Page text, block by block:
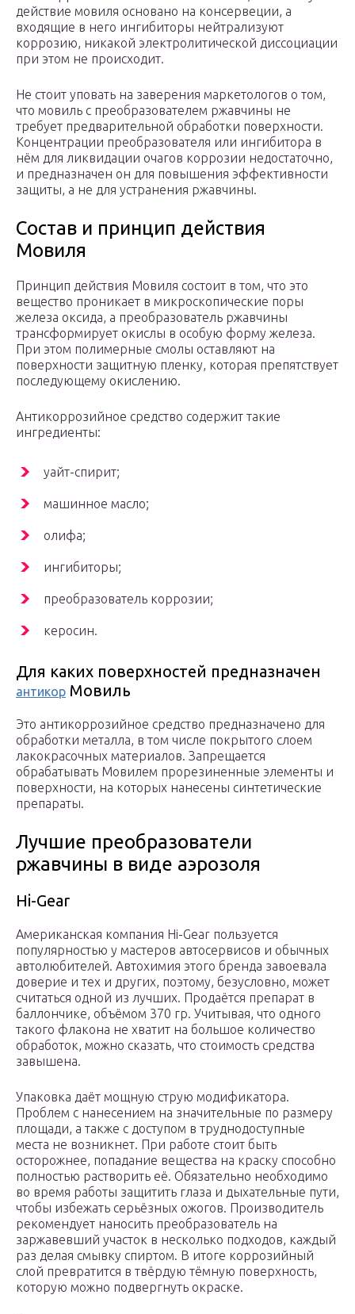
действие мовиля основано на консервеции, а
входящие в него ингибиторы нейтрализуют
коррозию, никакой электролитической диссоциации
при этом не происходит.
Не стоит уповать на заверения маркетологов о том,
что мовиль с преобразователем ржавчины не
требует предварительной обработки поверхности.
Концентрации преобразователя или ингибитора в
нём для ликвидации очагов коррозии недостаточно,
и предназначен он для повышения эффективности
защиты, а не для устранения ржавчины.
Состав и принцип действия
Мовиля
Принцип действия Мовиля состоит в том, что это
вещество проникает в микроскопические поры
железа оксида, а преобразователь ржавчины
трансформирует окислы в особую форму железа.
При этом полимерные смолы оставляют на
поверхности защитную пленку, которая препятствует
последующему окислению.
Антикоррозийное средство содержит такие
ингредиенты:
уайт-спирит;
машинное масло;
олифа;
ингибиторы;
преобразователь коррозии;
керосин.
Для каких поверхностей предназначен
антикор Мовиль
Это антикоррозийное средство предназначено для
обработки металла, в том числе покрытого слоем
лакокрасочных материалов. Запрещается
обрабатывать Мовилем прорезиненные элементы и
поверхности, на которых нанесены синтетические
препараты.
Лучшие преобразователи
ржавчины в виде аэрозоля
Hi-Gear
Американская компания Hi-Gear пользуется
популярностью у мастеров автосервисов и обычных
автолюбителей. Автохимия этого бренда завоевала
доверие и тех и других, поэтому, безусловно, может
считаться одной из лучших. Продаётся препарат в
баллончике, объёмом 370 гр. Учитывая, что одного
такого флакона не хватит на большое количество
обработок, можно сказать, что стоимость средства
завышена.
Упаковка даёт мощную струю модификатора.
Проблем с нанесением на значительные по размеру
площади, а также с доступом в труднодоступные
места не возникнет. При работе стоит быть
осторожнее, попадание вещества на краску способно
полностью растворить её. Обязательно необходимо
во время работы защитить глаза и дыхательные пути,
чтобы избежать серьёзных ожогов. Производитель
рекомендует наносить преобразователь на
заржавевший участок в несколько подходов, каждый
раз делая смывку спиртом. В итоге коррозийный
слой превратится в твёрдую тёмную поверхность,
которую можно подвергнуть окраске.